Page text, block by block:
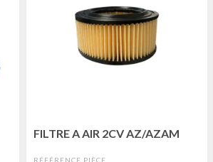
FILTRE A AIR 2CV AZ/AZAM